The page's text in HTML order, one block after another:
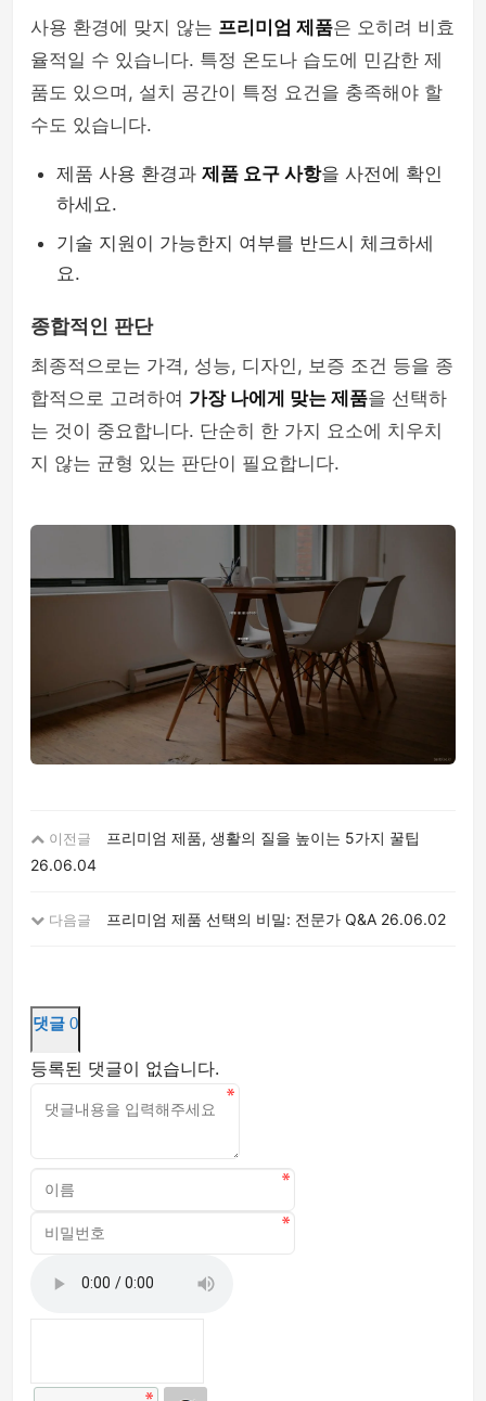
사용 환경에 맞지 않는 프리미엄 제품은 오히려 비효
율적일 수 있습니다. 특정 온도나 습도에 민감한 제
품도 있으며, 설치 공간이 특정 요건을 충족해야 할
수도 있습니다.
제품 사용 환경과 제품 요구 사항을 사전에 확인
하세요.
기술 지원이 가능한지 여부를 반드시 체크하세
요.
종합적인 판단
최종적으로는 가격, 성능, 디자인, 보증 조건 등을 종
합적으로 고려하여 가장 나에게 맞는 제품을 선택하
는 것이 중요합니다. 단순히 한 가지 요소에 치우치
지 않는 균형 있는 판단이 필요합니다.
이전글
프리미엄 제품, 생활의 질을 높이는 5가지 꿀팁
26.06.04
다음글 프리미엄 제품 선택의 비밀: 전문가 Q&A 26.06.02
댓글 0
등록된 댓글이 없습니다.